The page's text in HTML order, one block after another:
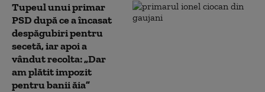
Tupeul unui primar
PSD după ce a încasat
despăgubiri pentru
secetă, iar apoi a
vândut recolta: „Dar
am plătit impozit
pentru banii ăia”